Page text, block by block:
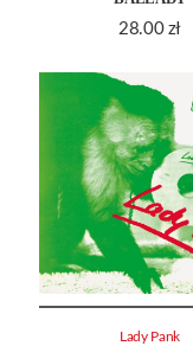
28.00 zł
Lady Pank